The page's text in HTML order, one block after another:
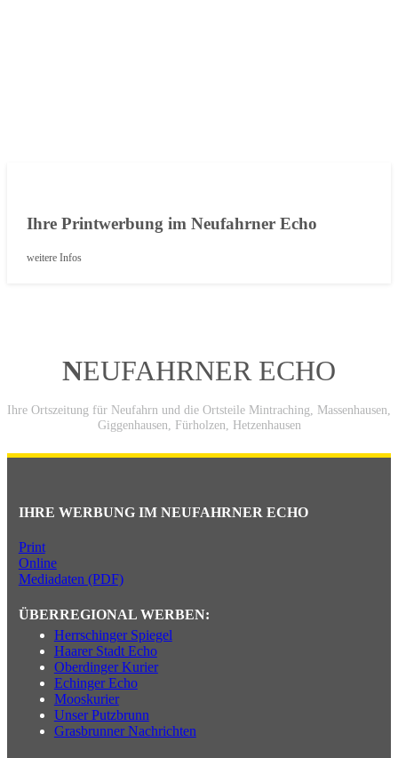
Ihre Printwerbung im Neufahrner Echo
weitere Infos
NEUFAHRNER ECHO
Ihre Ortszeitung für Neufahrn und die Ortsteile Mintraching, Massenhausen,
Giggenhausen, Fürholzen, Hetzenhausen
IHRE WERBUNG IM NEUFAHRNER ECHO
Print
Online
Mediadaten (PDF)
ÜBERREGIONAL WERBEN:
Herrschinger Spiegel
Haarer Stadt Echo
Oberdinger Kurier
Echinger Echo
Mooskurier
Unser Putzbrunn
Grasbrunner Nachrichten